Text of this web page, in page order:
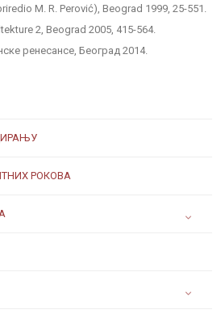
РОКОВА
M. R. Perović), Beograd 1999, 25-551.
2, Beograd 2005, 415-564.
ренесансе, Београд 2014.